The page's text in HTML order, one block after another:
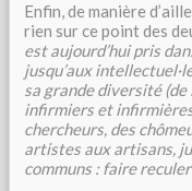
Enfin, de manière
rien sur ce point des
est aujourd’hui pris
jusqu’aux
sa grande diversité
infirmiers et
chercheurs, des
artistes aux artisans,
communs : faire